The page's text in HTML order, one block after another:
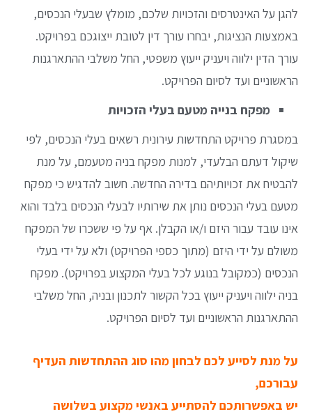
להגן על האינטרסים והזכויות שלכם, מומלץ שבעלי הנכסים,
באמצעות הנציגות, יבחרו עורך דין לטובת ייצוגכם בפרויקט.
עורך הדין ילווה ויעניק ייעוץ משפטי, החל משלבי ההתארגנות
הראשוניים ועד לסיום הפרויקט.
מפקח בנייה מטעם בעלי הזכויות
במסגרת פרויקט התחדשות עירונית רשאים בעלי הנכסים, לפי
שיקול דעתם הבלעדי, למנות מפקח בניה מטעמם, על מנת
להבטיח את זכויותיהם בדירה החדשה. חשוב להדגיש כי מפקח
מטעם בעלי הנכסים נותן את שירותיו לבעלי הנכסים בלבד והוא
אינו עובד עבור היזם ו/או הקבלן. אף על פי ששכרו של המפקח
משולם על ידי היזם (מתוך כספי הפרויקט) ולא על ידי בעלי
הנכסים (כמקובל בנוגע לכל בעלי המקצוע בפרויקט). מפקח
בניה ילווה ויעניק ייעוץ בכל הקשור לתכנון ובניה, החל משלבי
ההתארגנות הראשוניים ועד לסיום הפרויקט.
על מנת לסייע לכם לבחון מהו סוג ההתחדשות העדיף
עבורכם,
יש באפשרותכם להסתייע באנשי מקצוע בשלושה